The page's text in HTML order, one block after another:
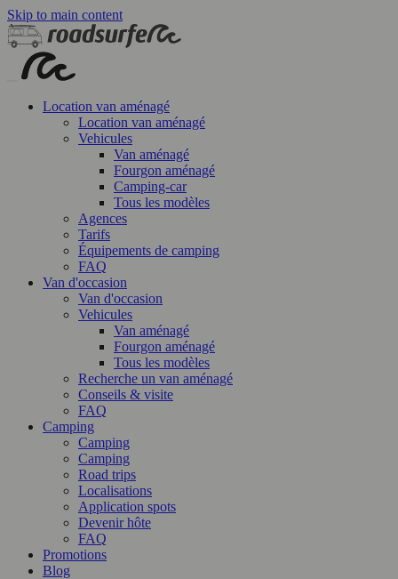
Skip to main content
Location van aménagé
Location van aménagé
Vehicules
Van aménagé
Fourgon aménagé
Camping-car
Tous les modèles
Agences
Tarifs
Équipements de camping
FAQ
Van d'occasion
Van d'occasion
Vehicules
Van aménagé
Fourgon aménagé
Tous les modèles
Recherche un van aménagé
Conseils & visite
FAQ
Camping
Camping
Camping
Road trips
Localisations
Application spots
Devenir hôte
FAQ
Promotions
Blog